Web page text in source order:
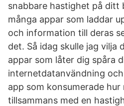
snabbare hastighet på ditt
många appar som laddar
och information till deras
det. Så idag skulle jag vilja
appar som låter dig spåra
internetdatanvändning
app som konsumerade
tillsammans med en